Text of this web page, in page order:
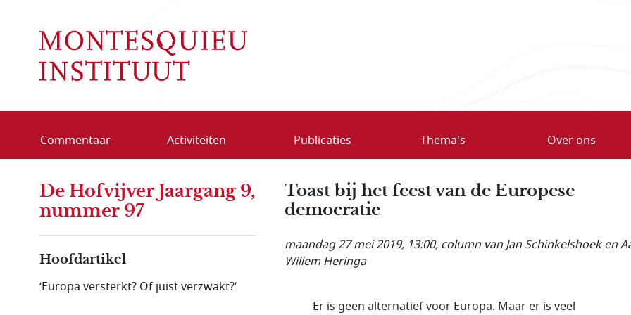
Commentaar Activiteiten Publicaties Thema's Over ons
Toast bij het feest van de Europese
democratie
maandag 27 mei 2019, 13:00, column van Jan Schinkelshoek en
Willem Heringa
Er is geen alternatief voor Europa. Maar er is veel
De Hofvijver Jaargang 9,
nummer 97
Hoofdartikel
‘Europa versterkt? Of juist verzwakt?’